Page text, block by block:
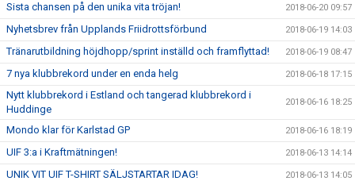
Sista chansen på den unika vita tröjan! 2018-06-20 09:57
Nyhetsbrev från Upplands Friidrottsförbund 2018-06-19 14:03
Tränarutbildning höjdhopp/sprint inställd och framflyttad! 2018-06-19 08:47
7 nya klubbrekord under en enda helg 2018-06-18 17:15
Nytt klubbrekord i Estland och tangerad klubbrekord i
Huddinge
2018-06-16 18:25
Mondo klar för Karlstad GP 2018-06-16 18:19
UIF 3:a i Kraftmätningen! 2018-06-13 14:14
UNIK VIT UIF T-SHIRT SÄLJSTARTAR IDAG! 2018-06-13 14:05